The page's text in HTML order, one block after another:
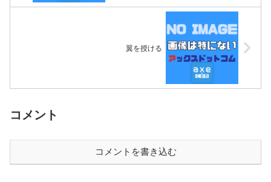
翼を授ける
コメント
コメントを書き込む